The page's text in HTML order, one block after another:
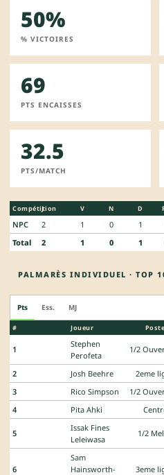
50%
% VICTOIRES
69
PTS ENCAISSES
32.5
PTS/MATCH
Compétition
J V N D
NPC 2 1 0 1
Total
2 1 0 1
PALMARÈS INDIVIDUEL · TOP
Pts Ess. MJ
# Joueur Poste
1
Stephen
Perofeta
1/2
2 Josh Beehre 2eme
3
Rico Simpson 1/2
4
Pita Ahki
5
Issak Fines
Leleiwasa
1/2
6
Sam
Hainsworth-
3eme